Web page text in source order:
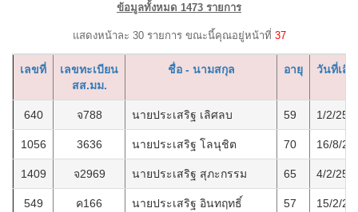
ข้อมูลทั้งหมด 1473 รายการ
แสดงหน้าละ 30 รายการ ขณะนี้คุณอยู่หน้าที่ 37
เลขที่
เลขทะเบียน
สส.มม.
ชื่อ - นามสกุล อายุ วันที่เสี
640 จ788 นายประเสริฐ เลิศลบ 59 1/2/
1056 3636 นายประเสริฐ โลนุชิต 70 16/8/
1409 จ2969 นายประเสริฐ สุภะกรรม 65 4/2/
549 ค166 นายประเสริฐ อินทฤทธิ์ 57 15/2/